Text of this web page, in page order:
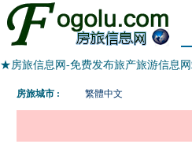
★房旅信息网-免费发布旅产旅游信息
房旅城市 : 繁體中文